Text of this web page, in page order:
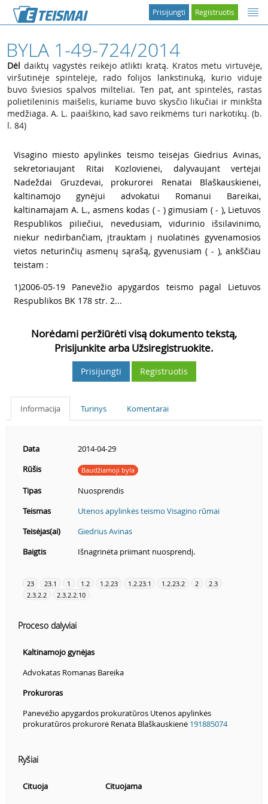
Registruotis
Prisijungti
BYLA 1-49-724/2014
Dėl daiktų vagystės reikėjo atlikti kratą. Kratos metu virtuvėje,
viršutinėje spintelėje, rado folijos lankstinuką, kurio viduje
buvo šviesios spalvos milteliai. Ten pat, ant spintelės, rastas
polietileninis maišelis, kuriame buvo skysčio likučiai ir minkšta
medžiaga. A. L. paaiškino, kad savo reikmėms turi narkotikų. (b.
l. 84)
Visagino miesto apylinkės teismo teisėjas Giedrius Avinas,
sekretoriaujant Ritai Kozlovienei, dalyvaujant vertėjai
Nadeždai Gruzdevai, prokurorei Renatai Blaškauskienei,
kaltinamojo gynėjui advokatui Romanui Bareikai,
kaltinamajam A. L., asmens kodas ( - ) gimusiam ( - ), Lietuvos
Respublikos piliečiui, nevedusiam, vidurinio išsilavinimo,
niekur nedirbančiam, įtrauktam į nuolatinės gyvenamosios
vietos neturinčių asmenų sąrašą, gyvenusiam ( - ), ankščiau
teistam :
1)2006-05-19 Panevėžio apygardos teismo pagal Lietuvos
Respublikos BK 178 str. 2...
Norėdami peržiūrėti visą dokumento tekstą,
Prisijunkite arba Užsiregistruokite.
Prisijungti Registruotis
Informacija Turinys Komentarai
Data
2014-04-29
Rūšis
Baudžiamoji byla
Tipas
Nuosprendis
Teismas
Utenos apylinkės teismo Visagino rūmai
Teisėjas(ai)
Giedrius Avinas
Baigtis
Išnagrinėta priimant nuosprendį.
23 23.1 1 1.2 1.2.23 1.2.23.1 1.2.23.2 2
2.3
2.3.2.2
2.3.2.2.10
Proceso dalyviai
Kaltinamojo gynėjas
Advokatas Romanas Bareika
Prokuroras
Panevėžio apygardos prokuratūros Utenos apylinkės
prokuratūros prokurorė Renata Blaškauskienė 191885074
Ryšiai
Cituoja
Cituojama